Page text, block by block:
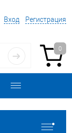
Вход Регистрация
0